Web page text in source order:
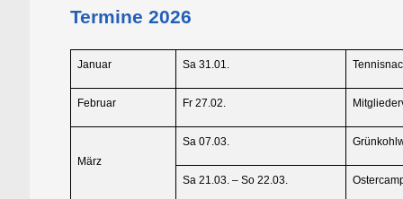
Termine 2026
Januar Sa 31.01.
Februar Fr 27.02.
März
Sa 07.03.
Sa 21.03. – So 22.03.